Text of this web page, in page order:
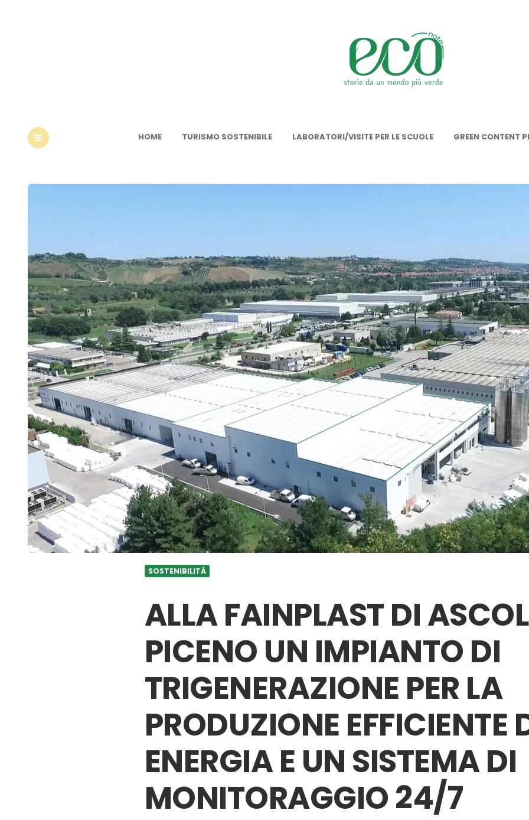
HOME TURISMO SOSTENIBILE LABORATORI/VISITE PER LE SCUOLE GREEN CONTENT
SOSTENIBILITÀ
ALLA FAINPLAST DI
PICENO UN IMPIANTO DI
TRIGENERAZIONE PER LA
PRODUZIONE EFFICIENTE
ENERGIA E UN SISTEMA DI
MONITORAGGIO 24/7